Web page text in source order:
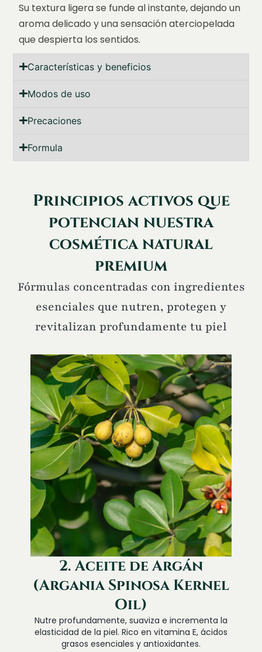
Su textura ligera se funde al instante, dejando un
aroma delicado y una sensación aterciopelada
que despierta los sentidos.
Características y beneficios
Modos de uso
Precaciones
Formula
Principios activos que
potencian nuestra
cosmética natural
premium
Fórmulas concentradas con ingredientes
esenciales que nutren, protegen y
revitalizan profundamente tu piel
2. Aceite de Argán
(Argania Spinosa Kernel
Oil)
Nutre profundamente, suaviza e incrementa la
elasticidad de la piel. Rico en vitamina E, ácidos
grasos esenciales y antioxidantes.